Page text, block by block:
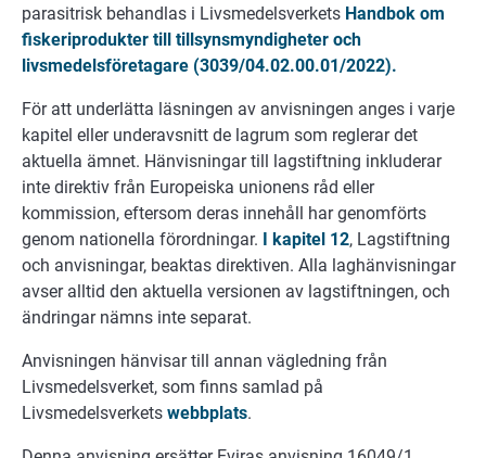
parasitrisk behandlas i Livsmedelsverkets Handbok om
fiskeriprodukter till tillsynsmyndigheter och
livsmedelsföretagare (3039/04.02.00.01/2022).
För att underlätta läsningen av anvisningen anges i varje
kapitel eller underavsnitt de lagrum som reglerar det
aktuella ämnet. Hänvisningar till lagstiftning inkluderar
inte direktiv från Europeiska unionens råd eller
kommission, eftersom deras innehåll har genomförts
genom nationella förordningar.
I kapitel 12, Lagstiftning
och anvisningar, beaktas direktiven. Alla laghänvisningar
avser alltid den aktuella versionen av lagstiftningen, och
ändringar nämns inte separat.
Anvisningen hänvisar till annan vägledning från
Livsmedelsverket, som finns samlad på
Livsmedelsverkets webbplats.